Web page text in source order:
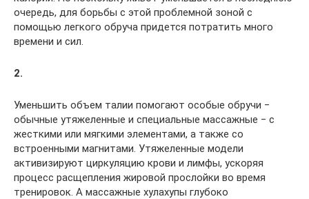
очередь, для борьбы с этой проблемной зоной с
помощью легкого обруча придется потратить много
времени и сил.
2.
Уменьшить объем талии помогают особые обручи ‒
обычные утяжеленные и специальные массажные ‒ с
жесткими или мягкими элементами, а также со
встроенными магнитами. Утяжеленные модели
активизируют циркуляцию крови и лимфы, ускоряя
процесс расщепления жировой прослойки во время
тренировок. А массажные хулахупы глубоко